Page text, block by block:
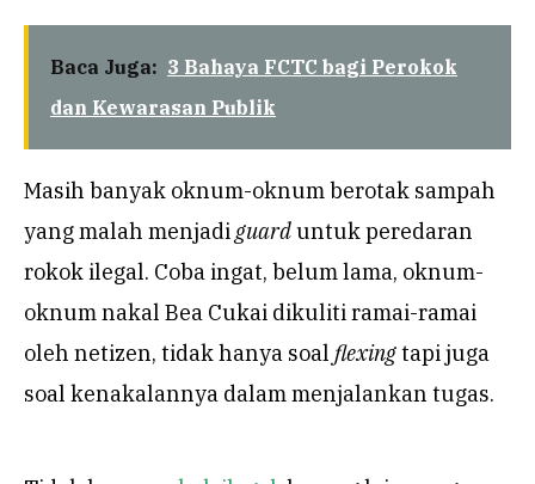
Baca Juga: 3 Bahaya FCTC bagi Perokok
dan Kewarasan Publik
Masih banyak oknum-oknum berotak sampah
yang malah menjadiguarduntuk peredaran
rokok ilegal. Coba ingat, belum lama, oknum-
oknum nakal Bea Cukai dikuliti ramai-ramai
oleh netizen, tidak hanya soal flexingtapi juga
soal kenakalannya dalam menjalankan tugas.